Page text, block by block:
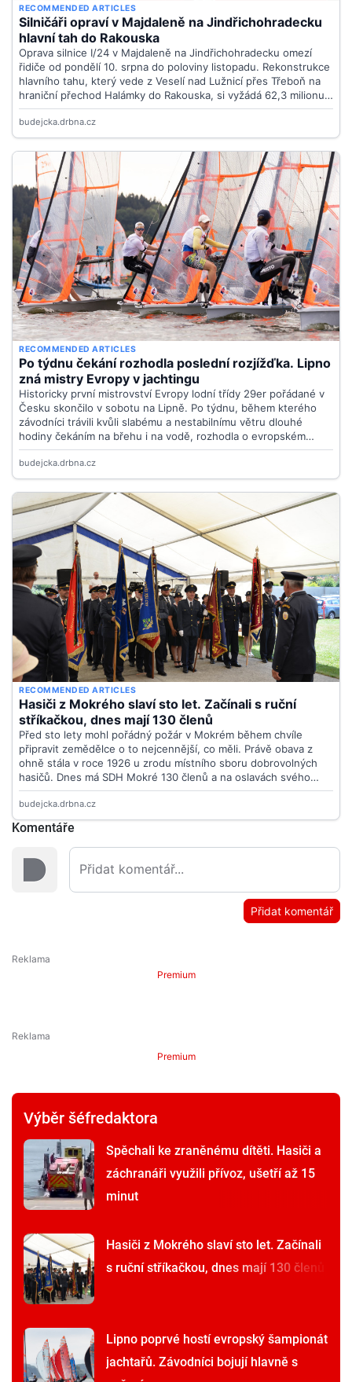
Komentáře
Přidat komentář
Premium
Premium
Výběr šéfredaktora
Spěchali ke zraněnému dítěti. Hasiči a
záchranáři využili přívoz, ušetří až 15
minut
Hasiči z Mokrého slaví sto let. Začínali
s ruční stříkačkou, dnes mají 130 členů
Lipno poprvé hostí evropský šampionát
jachtařů. Závodníci bojují hlavně s